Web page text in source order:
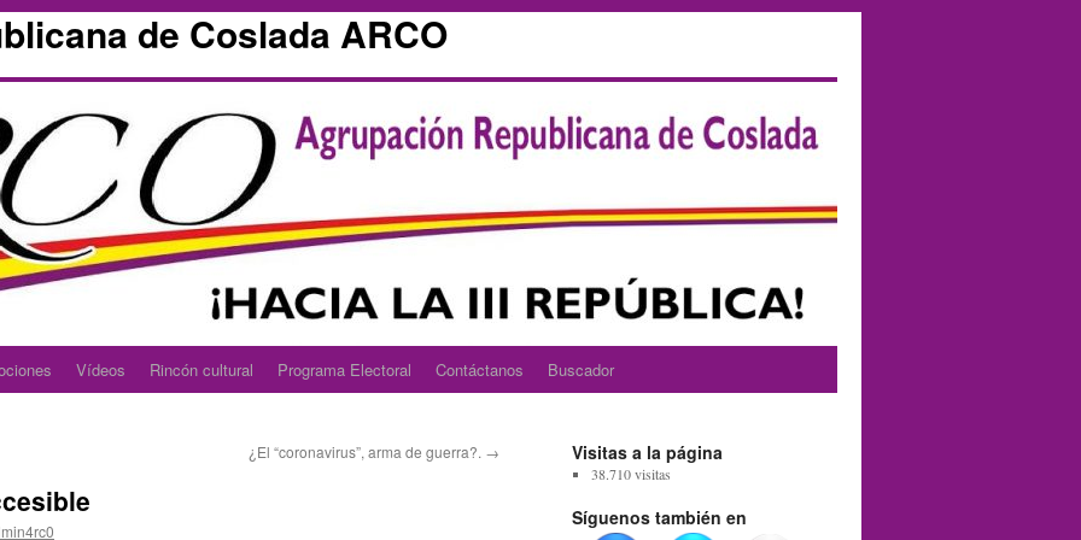
de Coslada ARCO
Vídeos Rincón cultural Programa Electoral Contáctanos Buscador
¿El “coronavirus”, arma de guerra?. → Visitas a la página
38.710 visitas
Síguenos también en